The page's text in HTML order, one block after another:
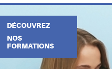
DÉCOUVREZ
NOS
FORMATIONS